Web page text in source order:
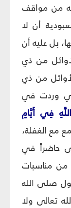
من مواقف
أن لا
بل عليه أن
العشر الأوائل من ذي
من ذي
وردت في
فِي أَيَّامٍ
مع الغفلة،
حاضراً في
من مناسبات
صلى الله
تعالى ولا